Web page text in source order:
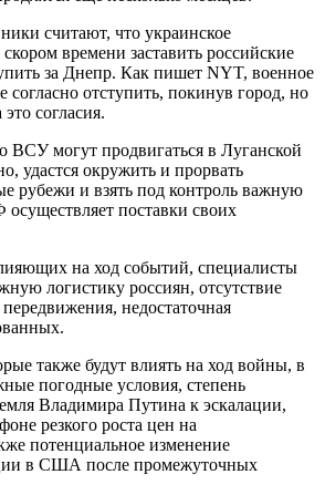
считают, что украинское
времени заставить российские
за Днепр. Как пишет NYT, военное
отступить, покинув город, но
согласия.
ВСУ могут продвигаться в Луганской
удастся окружить и прорвать
рубежи и взять под контроль важную
осуществляет поставки своих
на ход событий, специалисты
логистику россиян, отсутствие
недостаточная
также будут влиять на ход войны, в
погодные условия, степень
Владимира Путина к эскалации,
резкого роста цен на
потенциальное изменение
в США после промежуточных